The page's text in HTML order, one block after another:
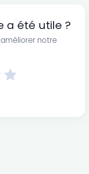
a été utile ?
notre